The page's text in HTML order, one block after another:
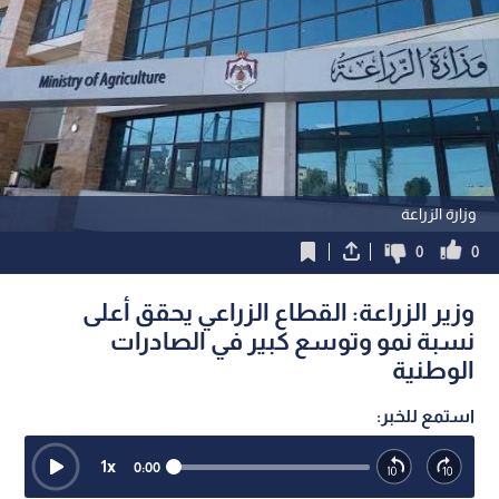
وزارة الزراعة
0
0
وزير الزراعة: القطاع الزراعي يحقق أعلى
نسبة نمو وتوسع كبير في الصادرات
الوطنية
استمع للخبر:
0:00
1x